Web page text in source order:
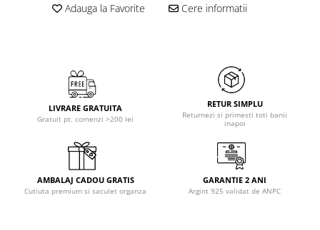
Adauga la Favorite Cere informatii
LIVRARE GRATUITA
Gratuit pt. comenzi >200 lei
RETUR SIMPLU
Returnezi si primesti toti banii
inapoi
AMBALAJ CADOU GRATIS
Cutiuta premium si saculet organza
GARANTIE 2 ANI
Argint 925 validat de ANPC